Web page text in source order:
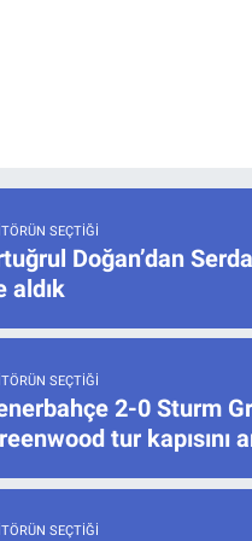
SEÇTIĞI
Doğan’dan
aldık
SEÇTIĞI
2-0 Sturm
tur kapısını
SEÇTIĞI